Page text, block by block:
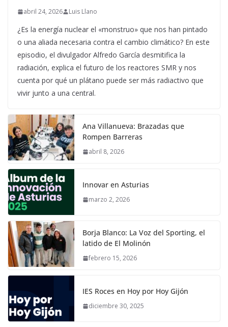
abril 24, 2026 Luis Llano
¿Es la energía nuclear el «monstruo» que nos han pintado
o una aliada necesaria contra el cambio climático? En este
episodio, el divulgador Alfredo García desmitifica la
radiación, explica el futuro de los reactores SMR y nos
cuenta por qué un plátano puede ser más radiactivo que
vivir junto a una central.
Ana Villanueva: Brazadas que
Rompen Barreras
abril 8, 2026
Innovar en Asturias
marzo 2, 2026
Borja Blanco: La Voz del Sporting, el
latido de El Molinón
febrero 15, 2026
IES Roces en Hoy por Hoy Gijón
diciembre 30, 2025